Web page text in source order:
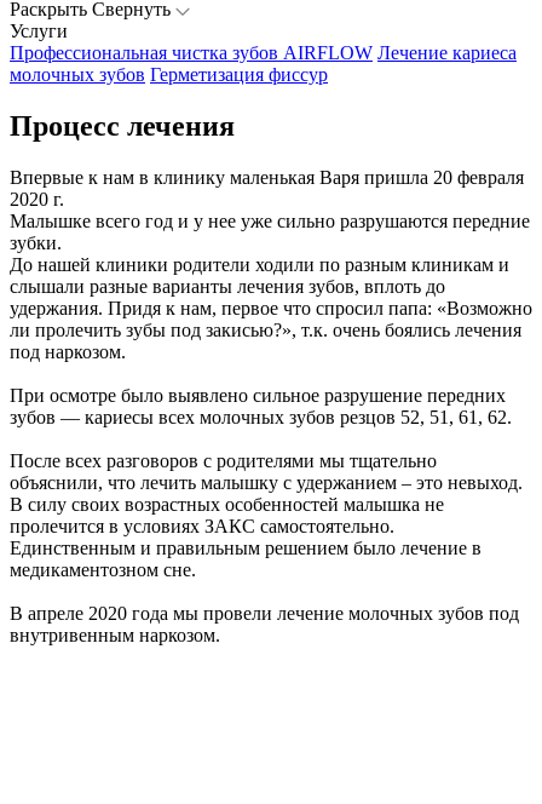
Раскрыть Свернуть
Услуги
Профессиональная чистка зубов AIRFLOW Лечение кариеса
молочных зубов Герметизация фиссур
Процесс лечения
Впервые к нам в клинику маленькая Варя пришла 20 февраля
2020 г.
Малышке всего год и у нее уже сильно разрушаются передние
зубки.
До нашей клиники родители ходили по разным клиникам и
слышали разные варианты лечения зубов, вплоть до
удержания. Придя к нам, первое что спросил папа: «Возможно
ли пролечить зубы под закисью?», т.к. очень боялись лечения
под наркозом.
При осмотре было выявлено сильное разрушение передних
зубов — кариесы всех молочных зубов резцов 52, 51, 61, 62.
После всех разговоров с родителями мы тщательно
объяснили, что лечить малышку с удержанием – это невыход.
В силу своих возрастных особенностей малышка не
пролечится в условиях ЗАКС самостоятельно.
Единственным и правильным решением было лечение в
медикаментозном сне.
В апреле 2020 года мы провели лечение молочных зубов под
внутривенным наркозом.